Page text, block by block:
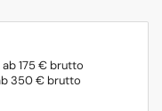
ab 175 € brutto
350 € brutto